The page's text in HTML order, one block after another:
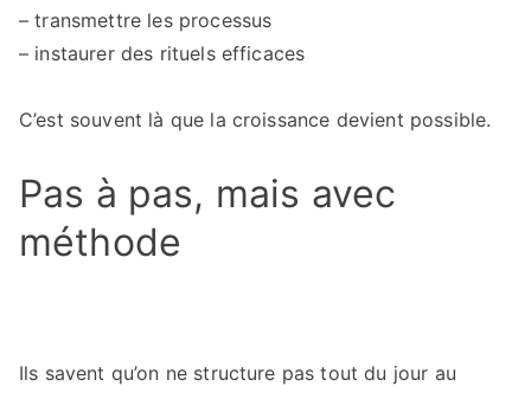
– transmettre les processus
– instaurer des rituels efficaces
C’est souvent là que la croissance devient possible.
Pas à pas, mais avec
méthode
Ils savent qu’on ne structure pas tout du jour au